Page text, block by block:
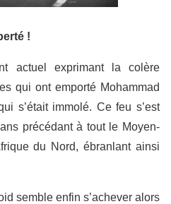
!
actuel exprimant la colère
qui ont emporté Mohammad
s’était immolé. Ce feu s’est
précédant à tout le Moyen-
du Nord, ébranlant ainsi
semble enfin s’achever alors